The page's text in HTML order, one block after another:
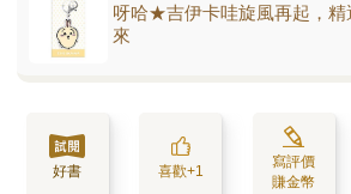
呀哈★吉伊卡哇旋風再起，精
來
好書 喜歡+1
寫評價
賺金幣